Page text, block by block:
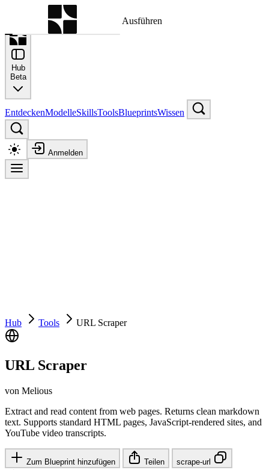
Suche nach einem Befehl zum Ausführen
Hub
Beta
EntdeckenModelleSkillsToolsBlueprintsWissen
Anmelden
Hub Tools URL Scraper
URL Scraper
von Melious
Extract and read content from web pages. Returns clean markdown
text. Supports standard HTML pages, JavaScript-rendered sites, and
YouTube video transcripts.
Zum Blueprint hinzufügen Teilen scrape-url